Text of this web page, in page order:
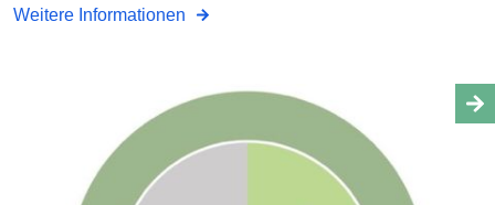
Weitere Informationen